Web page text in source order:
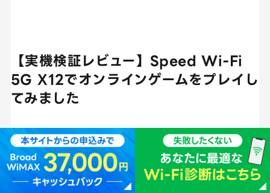
【実機検証レビュー】Speed Wi-Fi
5G X12でオンラインゲームをプレイし
てみました